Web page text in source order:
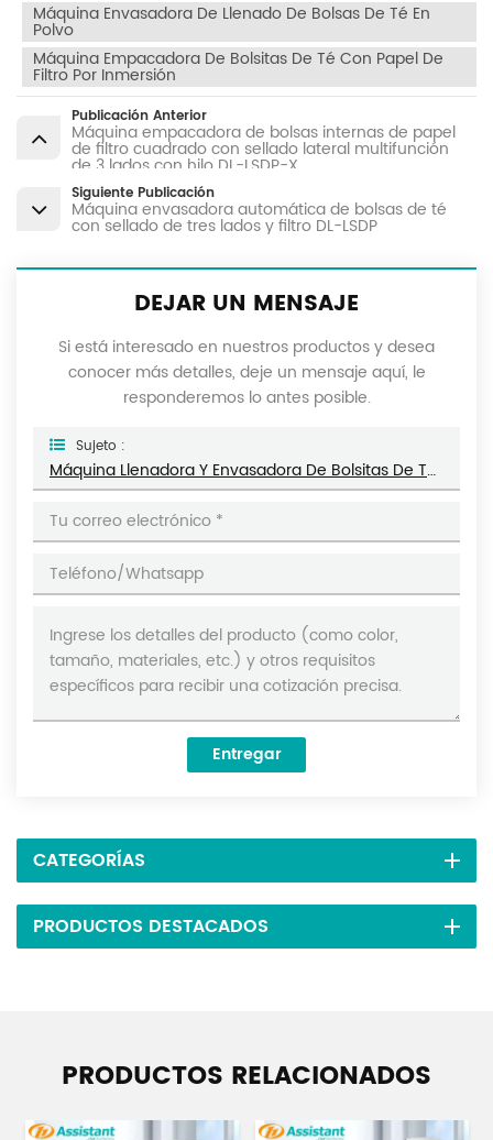
Máquina Envasadora De Llenado De Bolsas De Té En
Polvo
Máquina Empacadora De Bolsitas De Té Con Papel De
Filtro Por Inmersión
Publicación Anterior
Máquina empacadora de bolsas internas de papel
de filtro cuadrado con sellado lateral multifunción
de 3 lados con hilo DL-LSDP-X
Siguiente Publicación
Máquina envasadora automática de bolsas de té
con sellado de tres lados y filtro DL-LSDP
DEJAR UN MENSAJE
Si está interesado en nuestros productos y desea
conocer más detalles, deje un mensaje aquí, le
responderemos lo antes posible.
Sujeto :
Máquina Llenadora Y Envasadora De Bolsitas De Té Cuadradas Con Hilo Y Etiqueta DL-LSDP-XB
Entregar
CATEGORÍAS
PRODUCTOS DESTACADOS
PRODUCTOS RELACIONADOS